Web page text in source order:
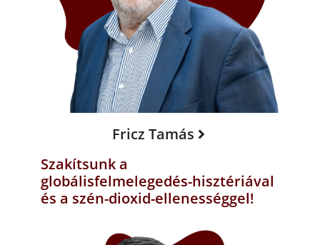
Fricz Tamás
Szakítsunk a
globálisfelmelegedés-hisztériával
és a szén-dioxid-ellenességgel!